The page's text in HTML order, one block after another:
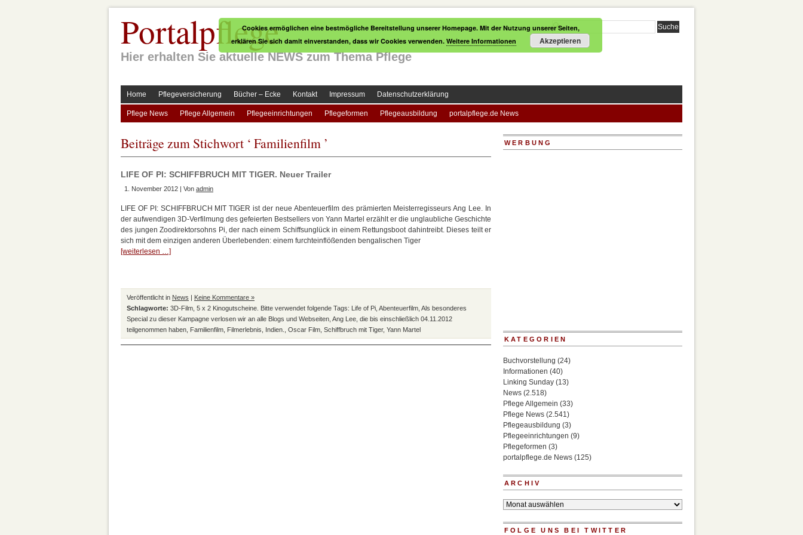
Portalpflege
Hier erhalten Sie aktuelle NEWS zum Thema Pflege
Home Pflegeversicherung Bücher – Ecke Kontakt Impressum Datenschutzerklärung
Pflege News Pflege Allgemein Pflegeeinrichtungen Pflegeformen Pflegeausbildung portalpflege.de News
Beiträge zum Stichwort ‘ Familienfilm ’
LIFE OF PI: SCHIFFBRUCH MIT TIGER. Neuer Trailer
1. November 2012 | Von admin
LIFE OF PI: SCHIFFBRUCH MIT TIGER ist der neue Abenteuerfilm des prämierten Meisterregisseurs Ang Lee. In
der aufwendigen 3D-Verfilmung des gefeierten Bestsellers von Yann Martel erzählt er die unglaubliche Geschichte
des jungen Zoodirektorsohns Pi, der nach einem Schiffsunglück in einem Rettungsboot dahintreibt. Dieses teilt er
sich mit dem einzigen anderen Überlebenden: einem furchteinflößenden bengalischen Tiger
[weiterlesen …]
Veröffentlicht in News | Keine Kommentare »
Schlagworte: 3D-Film 5 x 2 Kinogutscheine. Bitte verwendet folgende Tags: Life of Pi Abenteuerfilm Als besonderes
Special zu dieser Kampagne verlosen wir an alle Blogs und Webseiten Ang Lee die bis einschließlich 04.11.2012
teilgenommen haben Familienfilm Filmerlebnis Indien. Oscar Film Schiffbruch mit Tiger, Yann Martel
WERBUNG
KATEGORIEN
Buchvorstellung (24)
Informationen (40)
Linking Sunday (13)
News (2.518)
Pflege Allgemein (33)
Pflege News (2.541)
Pflegeausbildung (3)
Pflegeeinrichtungen (9)
Pflegeformen (3)
portalpflege.de News (125)
ARCHIV
Archiv
FOLGE UNS BEI TWITTER
Cookies ermöglichen eine bestmögliche Bereitstellung unserer Homepage. Mit der Nutzung unserer Seiten,
erklären Sie sich damit einverstanden, dass wir Cookies verwenden. Weitere Informationen Akzeptieren